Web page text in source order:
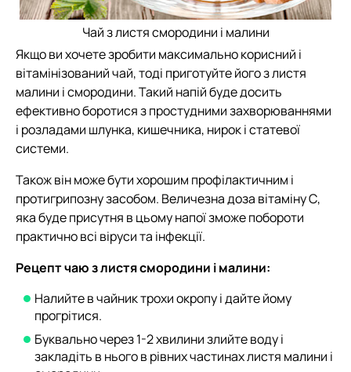
Чай з листя смородини і малини
Якщо ви хочете зробити максимально корисний і
вітамінізований чай, тоді приготуйте його з листя
малини і смородини. Такий напій буде досить
ефективно боротися з простудними захворюваннями
і розладами шлунка, кишечника, нирок і статевої
системи.
Також він може бути хорошим профілактичним і
протигрипозну засобом. Величезна доза вітаміну С,
яка буде присутня в цьому напої зможе побороти
практично всі віруси та інфекції.
Рецепт чаю з листя смородини і малини:
Налийте в чайник трохи окропу і дайте йому
прогрітися.
Буквально через 1-2 хвилини злийте воду і
закладіть в нього в рівних частинах листя малини і